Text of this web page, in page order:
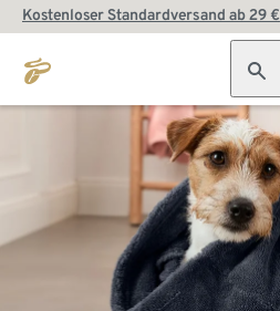
Kostenloser Standardversand ab 29 €